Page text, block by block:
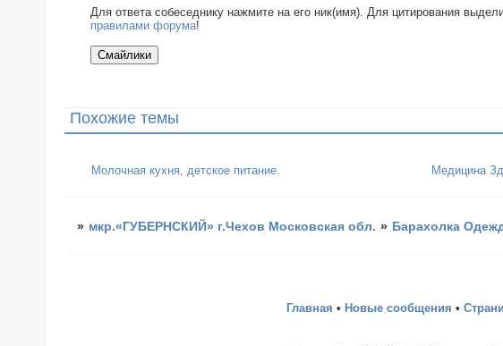
Для ответа собеседнику нажмите на его ник(имя). Для цитирования
правилами форума!
Похожие темы
Молочная кухня, детское питание. Медицина
» мкр.«ГУБЕРНСКИЙ» г.Чехов Московская обл. » Барахолка
Главная • Новые сообщения •